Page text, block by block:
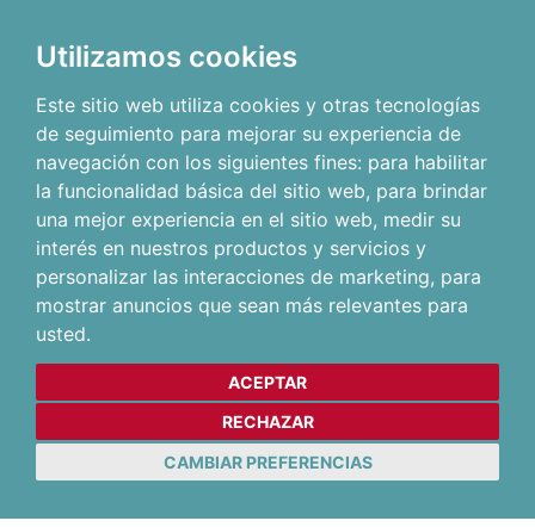
Utilizamos cookies
Este sitio web utiliza cookies y otras tecnologías
de seguimiento para mejorar su experiencia de
navegación con los siguientes fines: para habilitar
la funcionalidad básica del sitio web, para brindar
una mejor experiencia en el sitio web, medir su
interés en nuestros productos y servicios y
personalizar las interacciones de marketing, para
mostrar anuncios que sean más relevantes para
usted.
ACEPTAR
RECHAZAR
CAMBIAR PREFERENCIAS